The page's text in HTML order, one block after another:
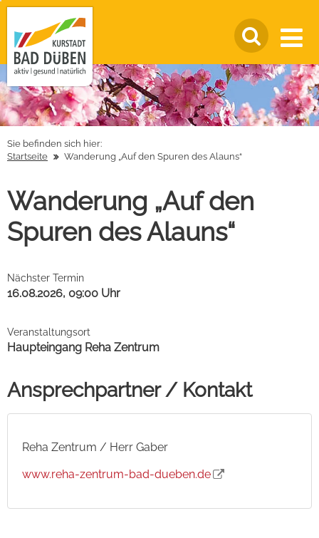
Sie befinden sich hier:
Startseite
Wanderung „Auf den Spuren des Alauns“
Wanderung „Auf den
Spuren des Alauns“
Nächster Termin
16.08.2026, 09:00 Uhr
Veranstaltungsort
Haupteingang Reha Zentrum
Ansprechpartner / Kontakt
Reha Zentrum / Herr Gaber
www.reha-zentrum-bad-dueben.de